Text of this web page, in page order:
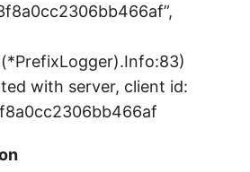
with server, client id: